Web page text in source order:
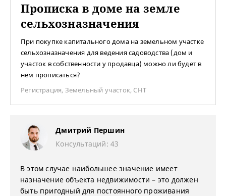
Прописка в доме на земле
сельхозназначения
При покупке капитального дома на земельном участке
сельхозназначения для ведения садоводства (дом и
участок в собственности у продавца) можно ли будет в
нем прописаться?
Регистрация, Земельный участок, СНТ
Дмитрий Першин
Консультаций: 43
В этом случае наибольшее значение имеет
назначение объекта недвижимости – это должен
быть пригодный для постоянного проживания